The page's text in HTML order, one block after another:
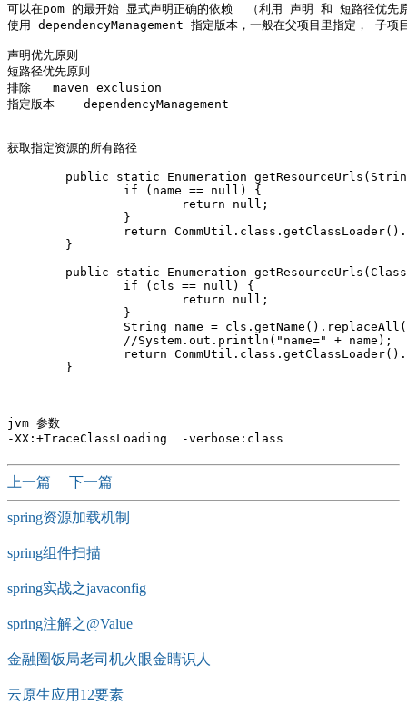
可以在pom 的最开始 显式声明正确的依赖  （利用 声明 和 短路径优先
使用 dependencyManagement 指定版本，一般在父项目里指定， 子项
声明优先原则
短路径优先原则
排除   maven exclusion
指定版本    dependencyManagement
获取指定资源的所有路径
	public static Enumeration
	public static Enumeration
jvm 参数
上一篇 下一篇
spring资源加载机制
spring组件扫描
spring实战之javaconfig
spring注解之@Value
金融圈饭局老司机火眼金睛识人
云原生应用12要素